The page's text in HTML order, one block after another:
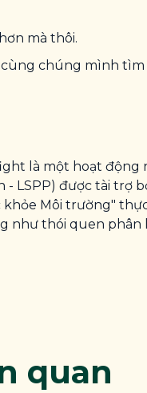
mà thôi.
chúng mình
là một hoạt
LSPP) được tài trợ
Môi trường"
thói quen phân
quan